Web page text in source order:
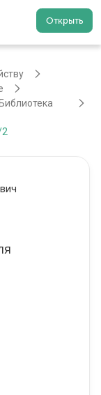
Открыть
Регистрация